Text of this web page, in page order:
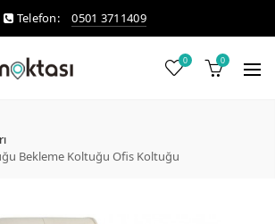
Telefon: 0501 3711409
0 0
Bekleme Koltuğu Ofis Koltuğu